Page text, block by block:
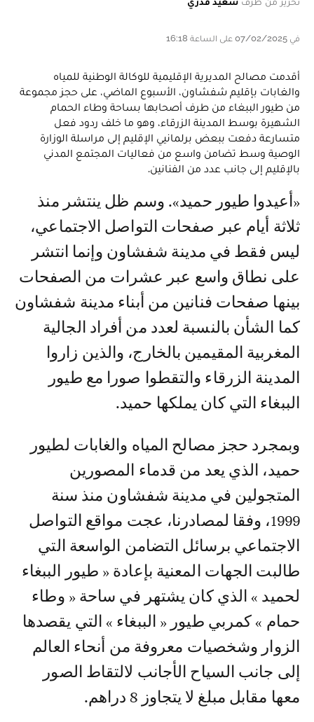
في 07/02/2025 على الساعة 16:18
أقدمت مصالح المديرية الإقليمية للوكالة الوطنية للمياه
والغابات بإقليم شفشاون، الأسبوع الماضي، على حجز مجموعة
من طيور الببغاء من طرف أصحابها بساحة وطاء الحمام
الشهيرة بوسط المدينة الزرقاء، وهو ما خلف ردود فعل
متسارعة دفعت ببعض برلمانيي الإقليم إلى مراسلة الوزارة
الوصية وسط تضامن واسع من فعاليات المجتمع المدني
بالإقليم إلى جانب عدد من الفنانين.
«أعيدوا طيور حميد». وسم ظل ينتشر منذ
ثلاثة أيام عبر صفحات التواصل الاجتماعي،
ليس فقط في مدينة شفشاون وإنما انتشر
على نطاق واسع عبر عشرات من الصفحات
بينها صفحات فنانين من أبناء مدينة شفشاون
كما الشأن بالنسبة لعدد من أفراد الجالية
المغربية المقيمين بالخارج، والذين زاروا
المدينة الزرقاء والتقطوا صورا مع طيور
الببغاء التي كان يملكها حميد.
وبمجرد حجز مصالح المياه والغابات لطيور
حميد، الذي يعد من قدماء المصورين
المتجولين في مدينة شفشاون منذ سنة
1999، وفقا لمصادرنا، عجت مواقع التواصل
الاجتماعي برسائل التضامن الواسعة التي
طالبت الجهات المعنية بإعادة « طيور الببغاء
لحميد » الذي كان يشتهر في ساحة « وطاء
حمام » كمربي طيور « الببغاء » التي يقصدها
الزوار وشخصيات معروفة من أنحاء العالم
إلى جانب السياح الأجانب لالتقاط الصور
معها مقابل مبلغ لا يتجاوز 8 دراهم.